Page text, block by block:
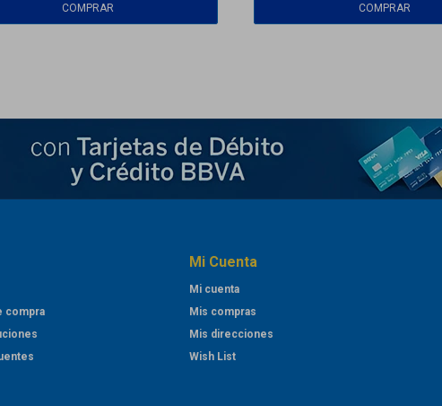
compra
Mi Cuenta
Mi cuenta
Mis compras
Mis direcciones
Wish List